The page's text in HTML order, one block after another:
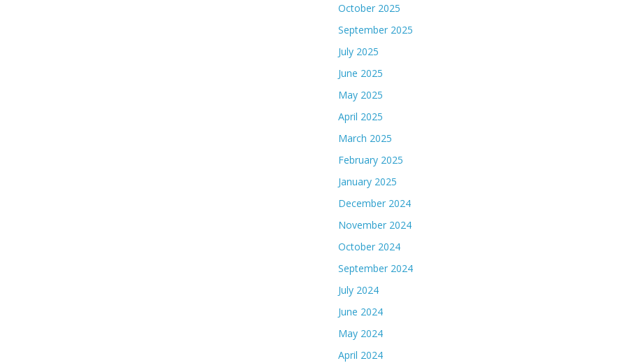
October 2025
September 2025
July 2025
June 2025
May 2025
April 2025
March 2025
February 2025
January 2025
December 2024
November 2024
October 2024
September 2024
July 2024
June 2024
May 2024
April 2024